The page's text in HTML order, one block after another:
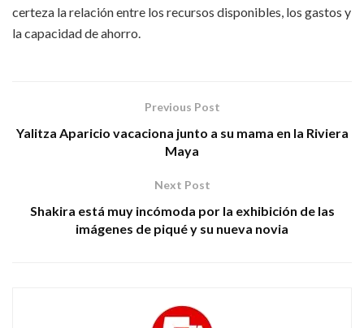
certeza la relación entre los recursos disponibles, los gastos y
la capacidad de ahorro.
Previous Post
Yalitza Aparicio vacaciona junto a su mama en la Riviera
Maya
Next Post
Shakira está muy incómoda por la exhibición de las
imágenes de piqué y su nueva novia